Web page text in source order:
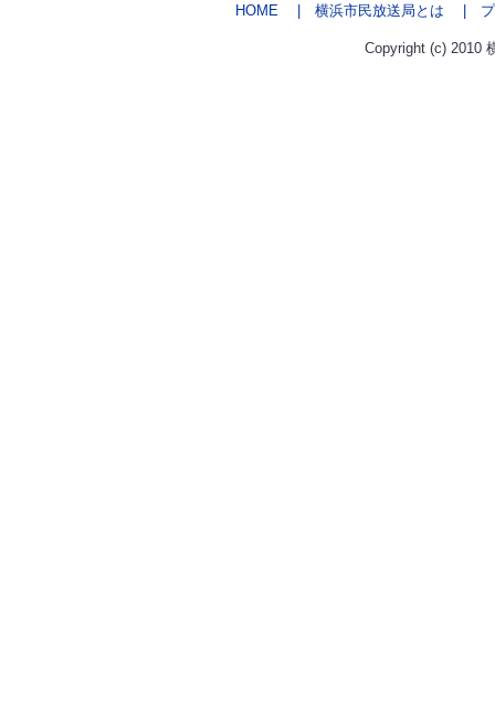
HOME | 横浜市民放送局とは | プ
Copyright (c) 2010